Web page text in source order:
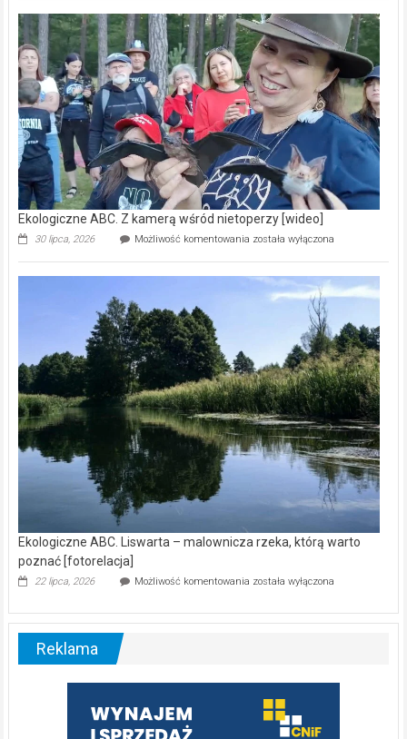
–
prawdziwy
skarb
natury
[wideo]
Ekologiczne ABC. Z kamerą wśród nietoperzy [wideo]
30 lipca, 2026 Możliwość komentowania Ekologiczne
kamerą
wśród
została wyłączona
Ekologiczne ABC. Liswarta – malownicza rzeka, którą warto
poznać [fotorelacja]
22 lipca, 2026 Możliwość komentowania Ekologiczne
–
warto
poznać
[fotorelacja]
została wyłączona
Reklama